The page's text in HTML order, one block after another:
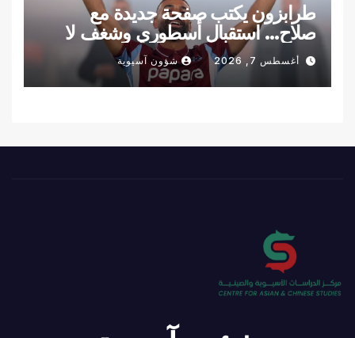
طرابزون يكتب صفحة جديدة مع
صلاح… استقبال أسطوري وشغف لا
يوصف
أغسطس 7, 2026 شؤون آسيوية